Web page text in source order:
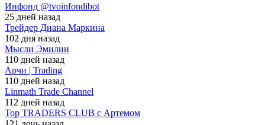
Инфонд @tvoinfondibot
25 дней назад
Трейдер Диана Маркина
102 дня назад
Мысли Эмилии
110 дней назад
Арчи | Trading
110 дней назад
Linmath Trade Channel
112 дней назад
Top TRADERS CLUB с Артемом